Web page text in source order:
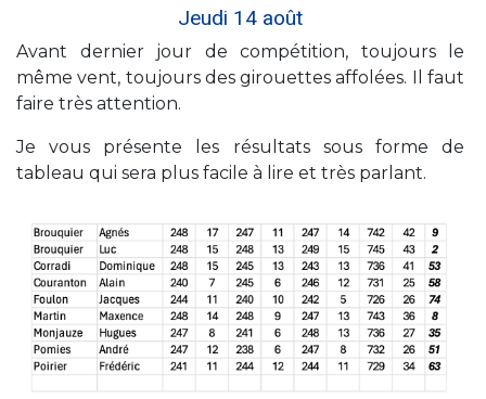
Jeudi 14 août
Avant dernier jour de compétition, toujours le
même vent, toujours des girouettes affolées. Il faut
faire très attention.
Je vous présente les résultats sous forme de
tableau qui sera plus facile à lire et très parlant.